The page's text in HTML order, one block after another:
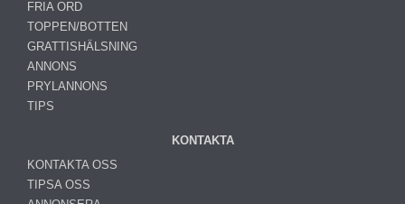
FRIA ORD
TOPPEN/BOTTEN
GRATTISHÄLSNING
ANNONS
PRYLANNONS
TIPS
KONTAKTA
KONTAKTA OSS
TIPSA OSS